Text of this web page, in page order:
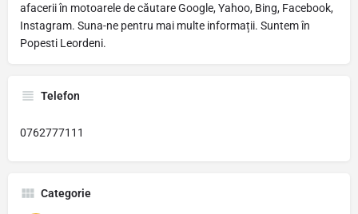
afacerii în motoarele de căutare Google, Yahoo, Bing, Facebook,
Instagram. Suna-ne pentru mai multe informații. Suntem în
Popesti Leordeni.
Telefon
0762777111
Categorie